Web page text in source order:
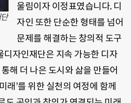
울림이자 이정표였습니다. 디
자인 또한 단순한 형태를 넘어
문제를 해결하는 창의적 도구
디자인재단은 지속 가능한 디자
해 더 나은 도시와 삶을 만들어
래’를 위한 실천의 여정에 함께